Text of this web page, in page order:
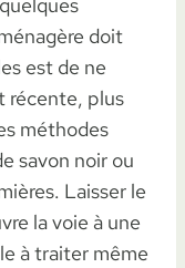
doit
est de ne
récente, plus
méthodes
savon noir ou
Laisser le
la voie à une
à traiter même